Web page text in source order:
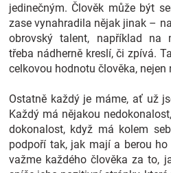
jedinečným. Člověk může být
zase vynahradila nějak jinak –
obrovský talent, například na
třeba nádherně kreslí, či zpívá.
celkovou hodnotu člověka,
Ostatně každý je máme, ať už
Každý má nějakou
dokonalost, když má kolem
podpoří tak, jak mají a berou
važme každého člověka za to,